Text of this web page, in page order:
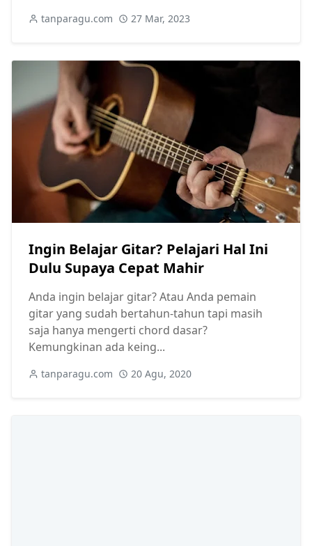
tanparagu.com 27 Mar, 2023
Ingin Belajar Gitar? Pelajari Hal Ini
Dulu Supaya Cepat Mahir
Anda ingin belajar gitar? Atau Anda pemain
gitar yang sudah bertahun-tahun tapi masih
saja hanya mengerti chord dasar?
Kemungkinan ada keing...
tanparagu.com 20 Agu, 2020